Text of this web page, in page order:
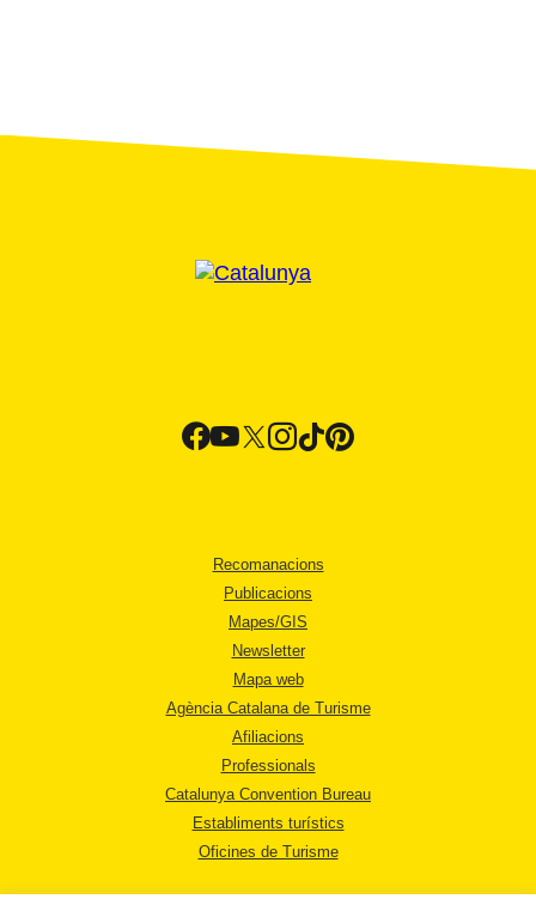
Recomanacions
Publicacions
Mapes/GIS
Newsletter
Mapa web
Agència Catalana de Turisme
Afiliacions
Professionals
Catalunya Convention Bureau
Establiments turístics
Oficines de Turisme